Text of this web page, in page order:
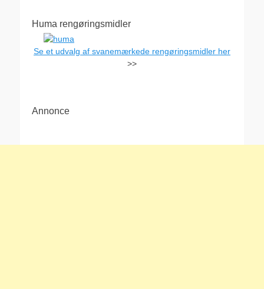
Huma rengøringsmidler
Se et udvalg af svanemærkede rengøringsmidler her
>>
Annonce